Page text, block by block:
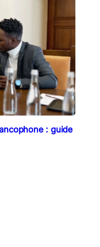
: guide